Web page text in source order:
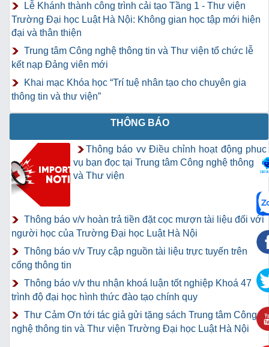
Lễ Khánh thành công trình cải tạo Tầng 1 - Thư viện
Trường Đại học Luật Hà Nội: Không gian học tập mới hiện
đại và thân thiện
Trung tâm Công nghệ thông tin và Thư viện tổ chức lễ
kết nạp Đảng viên mới
Khai mạc Khóa học “Trí tuệ nhân tạo cho chuyên gia
thông tin và thư viện”
THÔNG BÁO
Thông báo vv Điều chỉnh hoạt động phục
vụ bạn đọc tại Trung tâm Công nghệ thông tin
và Thư viện
Thông báo v/v hoàn trả tiền đặt cọc mượn tài liệu đối với
người học của Trường Đại học Luật Hà Nội
Thông báo v/v Truy cập nguồn tài liệu trực tuyến trên
cổng thông tin
Thông báo v/v thu nhận khoá luận tốt nghiệp Khoá 47
trình độ đại học hình thức đào tạo chính quy
Thư Cảm Ơn tới tác giả gửi tặng sách Trung tâm Công
nghệ thông tin và Thư viện Trường Đại học Luật Hà Nội